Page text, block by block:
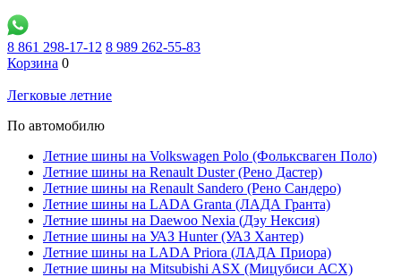
8 861 298-17-12 8 989 262-55-83
Корзина 0
Легковые летние
По автомобилю
Летние шины на Volkswagen Polo (Фольксваген Поло)
Летние шины на Renault Duster (Рено Дастер)
Летние шины на Renault Sandero (Рено Сандеро)
Летние шины на LADA Granta (ЛАДА Гранта)
Летние шины на Daewoo Nexia (Дэу Нексия)
Летние шины на УАЗ Hunter (УАЗ Хантер)
Летние шины на LADA Priora (ЛАДА Приора)
Летние шины на Mitsubishi ASX (Мицубиси АСХ)